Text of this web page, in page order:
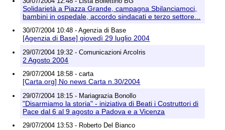
Solidarietà a Piazza Grande, campagna Sbilanciamoci,
bambini in ospedale, accordo sindacati e terzo settore...
30/07/2004 10:48 - Agenzia di Base
[Agenzia di Base] giovedì 29 luglio 2004
29/07/2004 19:32 - Comunicazioni ArcoIris
2 Agosto 2004
29/07/2004 18:58 - carta
[Carta.org] No news Carta n.30/2004
29/07/2004 18:15 - Mariagrazia Bonollo
"Disarmiamo la storia" - iniziativa di Beati i Costruttori di
Pace dal 6 al 9 agosto a Padova e a Vicenza
29/07/2004 13:53 - Roberto Del Bianco